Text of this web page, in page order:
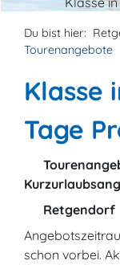
Du bist hier:
Tourenangebote
Klasse
Tage
Retgendorf
schon vorbei.